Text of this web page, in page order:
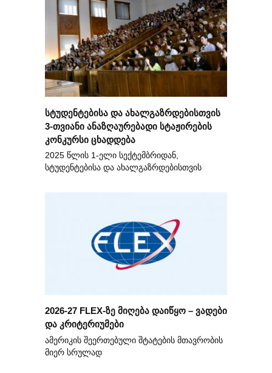
სტუდენტებისა და ახალგაზრდებისთვის
3-თვიანი ანაზღაურებადი სტაჟირების
კონკურსი ცხადდება
2025 წლის 1-ელი სექტემბრიდან,
სტუდენტებისა და ახალგაზრდებისთვის
2026-27 FLEX-ზე მიღება დაიწყო – ვადები
და კრიტერიუმები
ამერიკის შეერთებული შტატების მთავრობის
მიერ სრულად